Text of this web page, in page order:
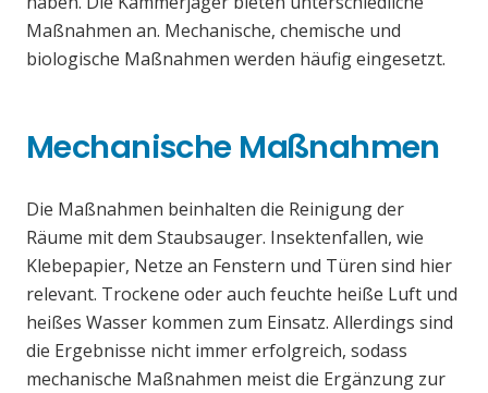
Maßnahmen an. Mechanische, chemische und
biologische Maßnahmen werden häufig eingesetzt.
Mechanische Maßnahmen
Die Maßnahmen beinhalten die Reinigung der
Räume mit dem Staubsauger. Insektenfallen, wie
Klebepapier, Netze an Fenstern und Türen sind hier
relevant. Trockene oder auch feuchte heiße Luft und
heißes Wasser kommen zum Einsatz. Allerdings sind
die Ergebnisse nicht immer erfolgreich, sodass
mechanische Maßnahmen meist die Ergänzung zur